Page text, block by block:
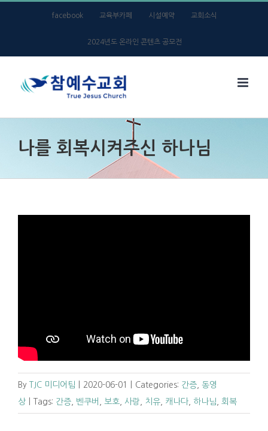
facebook 교육부카페 시설예약 교회소식
2024년도 온라인 콘텐츠 공모전
나를 회복시켜주신 하나님
By TJC 미디어팀 2020-06-01 Categories: 간증 동영
상
Tags: 간증 벤쿠버 보호 사랑 치유 캐나다 하나님 회복